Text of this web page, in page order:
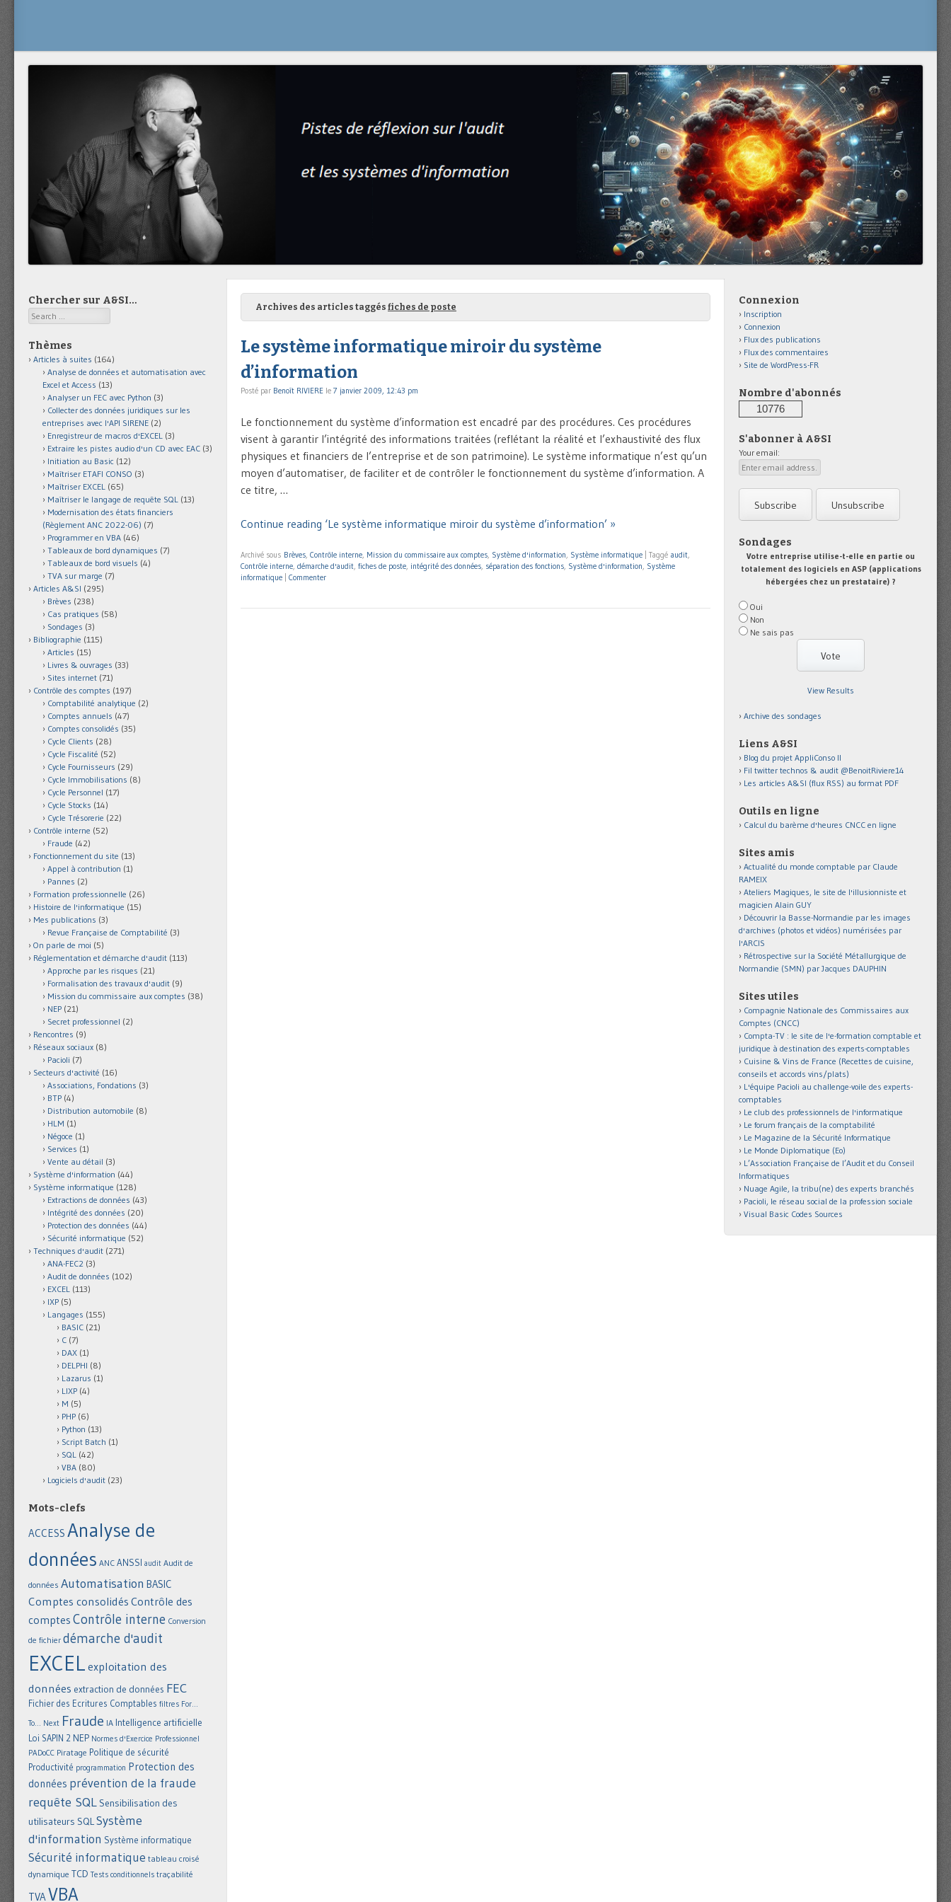
Archives des articles taggés fiches de poste
Le système informatique miroir du système
d’information
Posté par Benoît RIVIERE le 7 janvier 2009, 12:43 pm
Le fonctionnement du système d’information est encadré par des procédures. Ces procédures
visent à garantir l’intégrité des informations traitées (reflétant la réalité et l’exhaustivité des flux
physiques et financiers de l’entreprise et de son patrimoine). Le système informatique n’est qu’un
moyen d’automatiser, de faciliter et de contrôler le fonctionnement du système d’information. A
ce titre, …
Continue reading ‘Le système informatique miroir du système d’information’ »
Archivé sous Brèves, Contrôle interne, Mission du commissaire aux comptes, Système d'information, Système informatique Taggé audit,
Contrôle interne, démarche d'audit, fiches de poste, intégrité des données, séparation des fonctions, Système d'information, Système
informatique
Commenter
Chercher sur A&SI…
Search
Thèmes
Articles à suites (164)
Analyse de données et automatisation avec
Excel et Access (13)
Analyser un FEC avec Python (3)
Collecter des données juridiques sur les
entreprises avec l'API SIRENE (2)
Enregistreur de macros d'EXCEL (3)
Extraire les pistes audio d'un CD avec EAC (3)
Initiation au Basic (12)
Maîtriser ETAFI CONSO (3)
Maîtriser EXCEL (65)
Maîtriser le langage de requête SQL (13)
Modernisation des états financiers
(Règlement ANC 2022-06) (7)
Programmer en VBA (46)
Tableaux de bord dynamiques (7)
Tableaux de bord visuels (4)
TVA sur marge (7)
Articles A&SI (295)
Brèves (238)
Cas pratiques (58)
Sondages (3)
Bibliographie (115)
Articles (15)
Livres & ouvrages (33)
Sites internet (71)
Contrôle des comptes (197)
Comptabilité analytique (2)
Comptes annuels (47)
Comptes consolidés (35)
Cycle Clients (28)
Cycle Fiscalité (52)
Cycle Fournisseurs (29)
Cycle Immobilisations (8)
Cycle Personnel (17)
Cycle Stocks (14)
Cycle Trésorerie (22)
Contrôle interne (52)
Fraude (42)
Fonctionnement du site (13)
Appel à contribution (1)
Pannes (2)
Formation professionnelle (26)
Histoire de l'informatique (15)
Mes publications (3)
Revue Française de Comptabilité (3)
On parle de moi (5)
Réglementation et démarche d'audit (113)
Approche par les risques (21)
Formalisation des travaux d'audit (9)
Mission du commissaire aux comptes (38)
NEP (21)
Secret professionnel (2)
Rencontres (9)
Réseaux sociaux (8)
Pacioli (7)
Secteurs d'activité (16)
Associations, Fondations (3)
BTP (4)
Distribution automobile (8)
HLM (1)
Négoce (1)
Services (1)
Vente au détail (3)
Système d'information (44)
Système informatique (128)
Extractions de données (43)
Intégrité des données (20)
Protection des données (44)
Sécurité informatique (52)
Techniques d'audit (271)
ANA-FEC2 (3)
Audit de données (102)
EXCEL (113)
IXP (5)
Langages (155)
BASIC (21)
C (7)
DAX (1)
DELPHI (8)
Lazarus (1)
LIXP (4)
M (5)
PHP (6)
Python (13)
Script Batch (1)
SQL (42)
VBA (80)
Logiciels d'audit (23)
Mots-clefs
ACCESS Analyse de
données ANC ANSSI audit Audit de
données Automatisation BASIC
Comptes consolidés Contrôle des
comptes Contrôle interne Conversion
de fichier démarche d'audit
EXCEL exploitation des
données extraction de données FEC
Fichier des Ecritures Comptables filtres For...
To... Next Fraude IA Intelligence artificielle
Loi SAPIN 2 NEP Normes d'Exercice Professionnel
PADoCC Piratage Politique de sécurité
Productivité programmation Protection des
données prévention de la fraude
requête SQL Sensibilisation des
utilisateurs SQLSystème
d'information Système informatique
Sécurité informatique tableau croisé
dynamique TCD Tests conditionnels traçabilité
TVAVBA
Connexion
Inscription
Connexion
Flux des publications
Flux des commentaires
Site de WordPress-FR
Nombre d'abonnés
10776
S'abonner à A&SI
Your email:
Sondages
Votre entreprise utilise-t-elle en partie ou
totalement des logiciels en ASP (applications
hébergées chez un prestataire) ?
Oui
Non
Ne sais pas
View Results
Archive des sondages
Liens A&SI
Blog du projet AppliConso II
Fil twitter technos & audit @BenoitRiviere14
Les articles A&SI (flux RSS) au format PDF
Outils en ligne
Calcul du barème d'heures CNCC en ligne
Sites amis
Actualité du monde comptable par Claude
RAMEIX
Ateliers Magiques, le site de l'illusionniste et
magicien Alain GUY
Découvrir la Basse-Normandie par les images
d'archives (photos et vidéos) numérisées par
l'ARCIS
Rétrospective sur la Société Métallurgique de
Normandie (SMN) par Jacques DAUPHIN
Sites utiles
Compagnie Nationale des Commissaires aux
Comptes (CNCC)
Compta-TV : le site de l'e-formation comptable et
juridique à destination des experts-comptables
Cuisine & Vins de France (Recettes de cuisine,
conseils et accords vins/plats)
L'équipe Pacioli au challenge-voile des experts-
comptables
Le club des professionnels de l'informatique
Le forum français de la comptabilité
Le Magazine de la Sécurité Informatique
Le Monde Diplomatique (Eo)
L’Association Française de l’Audit et du Conseil
Informatiques
Nuage Agile, la tribu(ne) des experts branchés
Pacioli, le réseau social de la profession sociale
Visual Basic Codes Sources